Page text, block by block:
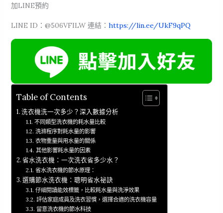
加LINE預約
LINE ID：@506VFILW 連結： https://lin.ee/UkF9qPQ
Table of Contents
洗衣機洗一次多少？深入數據分析
不同類型洗衣機的耗水量比較
洗滌程序對耗水量的影響
衣物重量與用水量的關係
其他影響耗水量的因素
省水洗衣機：一次洗衣省多少水？
省水洗衣機的節水原理：
選購節水洗衣機：聰明省水祕訣
仔細閱讀能效標籤，比較耗水量與洗淨效果
評估家庭成員及洗衣習慣，選擇合適的洗衣機容量
留意洗衣機的節水科技